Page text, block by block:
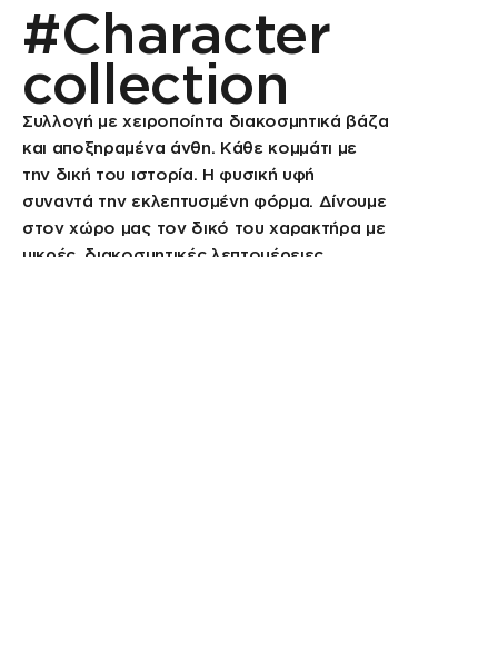
#Character
collection
Συλλογή με χειροποίητα διακοσμητικά βάζα
και αποξηραμένα άνθη. Κάθε κομμάτι με
την δική του ιστορία. Η φυσική υφή
συναντά την εκλεπτυσμένη φόρμα. Δίνουμε
στον χώρο μας τον δικό του χαρακτήρα με
μικρές, διακοσμητικές λεπτομέρειες.